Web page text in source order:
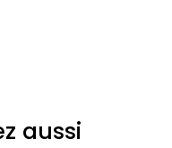
aussi